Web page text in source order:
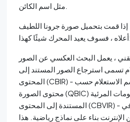
إذا قمت بتحميل صورة جرونا اللطيف
أعلاه ، فسوف يعيد المحرك شيئًا كهذا:
، يعمل البحث العكسي عن الصور
تسمى استرجاع الصور المستند إلى
المحتوى (CBIR) - المعروف أيضًا باسم الاستعلام حسب
محتوى الصورة (QBIC) واسترجاع المعلومات المرئية
المستندة إلى المحتوى (CBVIR) - لتطبيق رؤية الكمبيوتر في
بناء على نماذج رياضية. هذا